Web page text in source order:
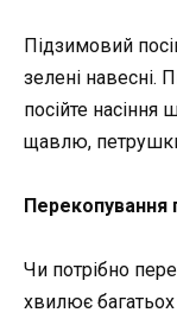
Підзимовий
зелені навесні.
посійте насіння
щавлю,
Перекопування
Чи потрібно
хвилює багатьох